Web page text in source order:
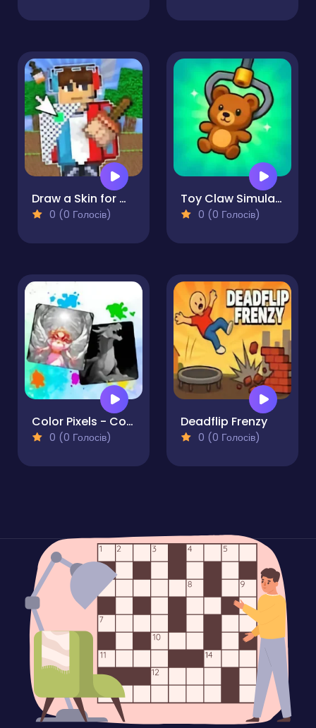
Draw a Skin for Mineblock with Physics
0 (0 Голосів)
Toy Claw Simulator
0 (0 Голосів)
Color Pixels - Coloring by Numbers
0 (0 Голосів)
Deadflip Frenzy
0 (0 Голосів)